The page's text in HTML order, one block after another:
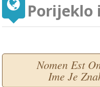
Porijeklo
Nomen Est
Ime Je